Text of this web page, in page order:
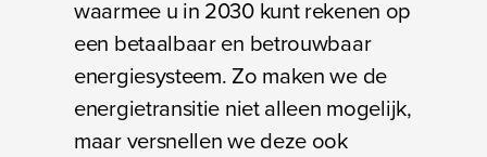
waarmee u in 2030 kunt rekenen op
een betaalbaar en betrouwbaar
energiesysteem. Zo maken we de
energietransitie niet alleen mogelijk,
maar versnellen we deze ook